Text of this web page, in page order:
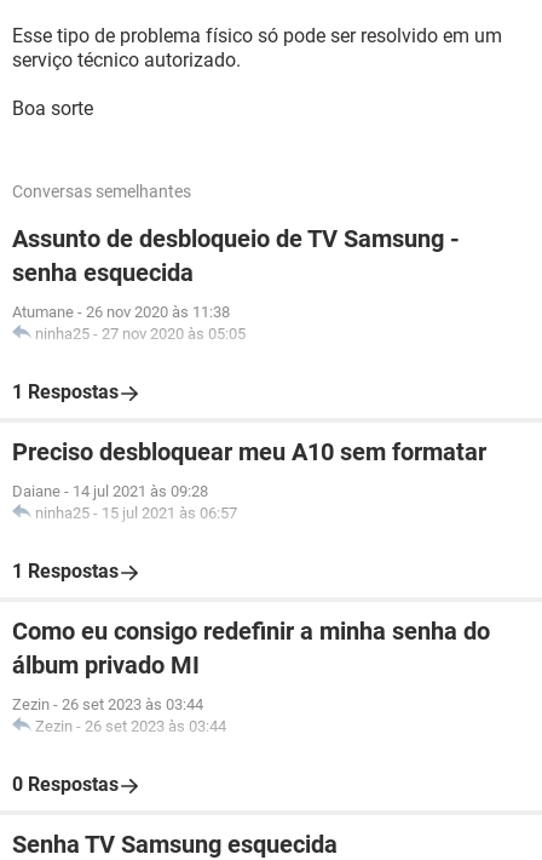
Esse tipo de problema físico só pode ser resolvido em um
serviço técnico autorizado.
Boa sorte
Conversas semelhantes
Assunto de desbloqueio de TV Samsung -
senha esquecida
Atumane - 26 nov 2020 às 11:38
ninha25 - 27 nov 2020 às 05:05
1 Respostas
Preciso desbloquear meu A10 sem formatar
Daiane - 14 jul 2021 às 09:28
ninha25 - 15 jul 2021 às 06:57
1 Respostas
Como eu consigo redefinir a minha senha do
álbum privado MI
Zezin - 26 set 2023 às 03:44
Zezin - 26 set 2023 às 03:44
0 Respostas
Senha TV Samsung esquecida